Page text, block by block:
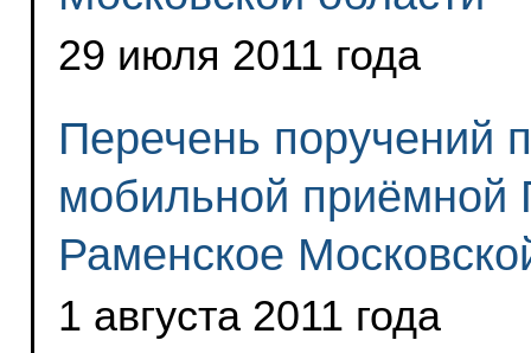
29 июля 2011 года
Перечень поручений
мобильной приёмной
Раменское
1 августа 2011 года